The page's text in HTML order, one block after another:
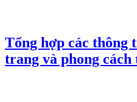
Tổng hợp các thông
trang và phong cách